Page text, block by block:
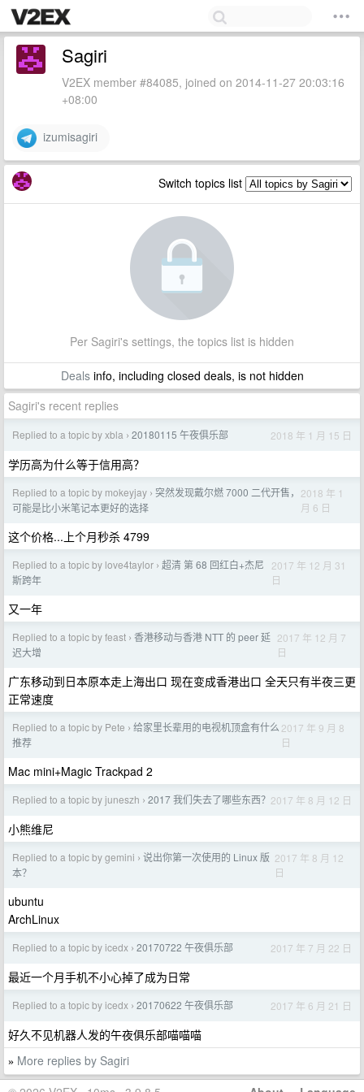
Sagiri
V2EX member #84085, joined on 2014-11-27 20:03:16
+08:00
izumisagiri
Switch topics list
Per Sagiri's settings, the topics list is hidden
Dealsinfo, including closed deals, is not hidden
Sagiri's recent replies
Replied to a topic by xbla › 20180115 午夜俱乐部 2018 年 1 月 15 日
学历高为什么等于信用高？
Replied to a topic by mokeyjay › 突然发现戴尔燃 7000 二代开售，
可能是比小米笔记本更好的选择
2018 年 1
月 6 日
这个价格...上个月秒杀 4799
Replied to a topic by love4taylor › 超清 第 68 回红白+杰尼
斯跨年
2017 年 12 月 31
日
又一年
Replied to a topic by feast › 香港移动与香港 NTT 的 peer 延
迟大增
2017 年 12 月 7
日
广东移动到日本原本走上海出口 现在变成香港出口 全天只有半夜三更
正常速度
Replied to a topic by Pete › 给家里长辈用的电视机顶盒有什么
推荐
2017 年 9 月 8
日
Mac mini+Magic Trackpad 2
Replied to a topic by juneszh › 2017 我们失去了哪些东西？ 2017 年 8 月 12 日
小熊维尼
Replied to a topic by gemini › 说出你第一次使用的 Linux 版
本？
2017 年 8 月 12
日
ubuntu
ArchLinux
Replied to a topic by icedx › 20170722 午夜俱乐部 2017 年 7 月 22 日
最近一个月手机不小心掉了成为日常
Replied to a topic by icedx › 20170622 午夜俱乐部 2017 年 6 月 21 日
好久不见机器人发的午夜俱乐部喵喵喵
» More replies by Sagiri